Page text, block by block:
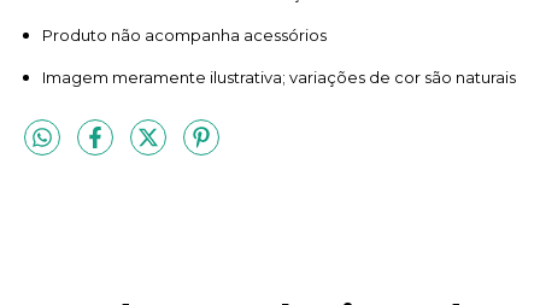
Produto não acompanha acessórios
Imagem meramente ilustrativa; variações de cor são naturais